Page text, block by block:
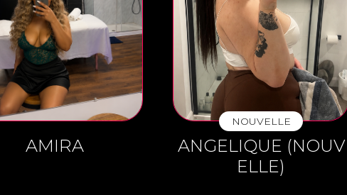
OUR HOSTESS
OUR RATES
CONTACT US
AMIRA
NOUVELLE
ANGELIQUE (NOUV
ELLE)